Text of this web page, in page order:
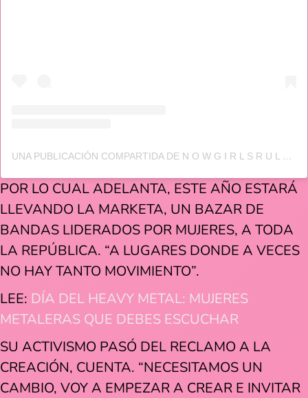
UNA PUBLICACIÓN COMPARTIDA DE N O W G I R L S R U L E (@NOWGIRLSRULE)
POR LO CUAL ADELANTA, ESTE AÑO ESTARÁ
LLEVANDO LA MARKETA, UN BAZAR DE
BANDAS LIDERADOS POR MUJERES, A TODA
LA REPÚBLICA. “A LUGARES DONDE A VECES
NO HAY TANTO MOVIMIENTO”.
LEE: DÍA DEL HEAVY METAL: MUJERES
METALERAS QUE DEBES ESCUCHAR
SU ACTIVISMO PASÓ DEL RECLAMO A LA
CREACIÓN, CUENTA. “NECESITAMOS UN
CAMBIO, VOY A EMPEZAR A CREAR E INVITAR